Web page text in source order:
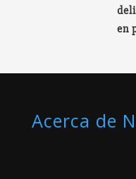
en
Acerca de